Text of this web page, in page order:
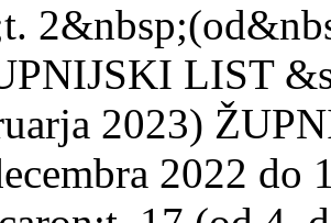
LIST
2023)
2022